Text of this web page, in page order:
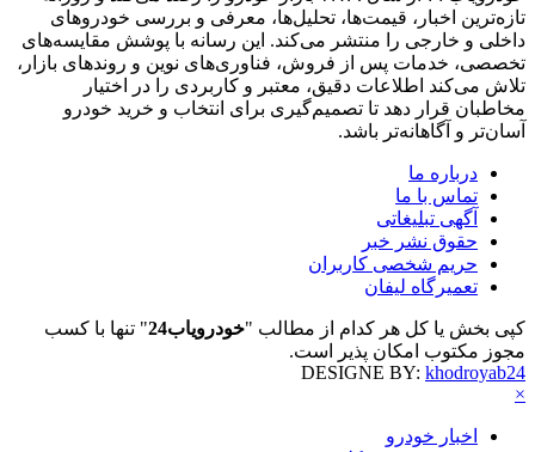
تازه‌ترین اخبار، قیمت‌ها، تحلیل‌ها، معرفی و بررسی خودروهای
داخلی و خارجی را منتشر می‌کند. این رسانه با پوشش مقایسه‌های
تخصصی، خدمات پس از فروش، فناوری‌های نوین و روندهای بازار،
تلاش می‌کند اطلاعات دقیق، معتبر و کاربردی را در اختیار
مخاطبان قرار دهد تا تصمیم‌گیری برای انتخاب و خرید خودرو
آسان‌تر و آگاهانه‌تر باشد.
درباره ما
تماس با ما
آگهی تبلیغاتی
حقوق نشر خبر
حریم شخصی کاربران
تعمیرگاه لیفان
کپی بخش یا کل هر کدام از مطالب "خودرویاب24
" تنها با کسب
مجوز مکتوب امکان پذیر است.
DESIGNE BY: khodroyab24
×
اخبار خودرو